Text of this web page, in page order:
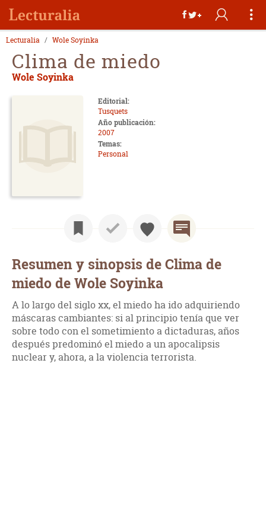
Lecturalia Wole Soyinka
Clima de miedo
Wole Soyinka
Editorial:
Tusquets
Año publicación:
2007
Temas:
Personal
Resumen y sinopsis de Clima de
miedo de Wole Soyinka
A lo largo del siglo xx, el miedo ha ido adquiriendo
máscaras cambiantes: si al principio tenía que ver
sobre todo con el sometimiento a dictaduras, años
después predominó el miedo a un apocalipsis
nuclear y, ahora, a la violencia terrorista.